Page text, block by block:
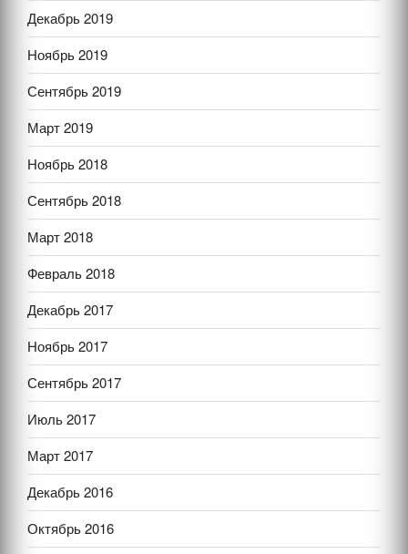
Декабрь 2019
Ноябрь 2019
Сентябрь 2019
Март 2019
Ноябрь 2018
Сентябрь 2018
Март 2018
Февраль 2018
Декабрь 2017
Ноябрь 2017
Сентябрь 2017
Июль 2017
Март 2017
Декабрь 2016
Октябрь 2016